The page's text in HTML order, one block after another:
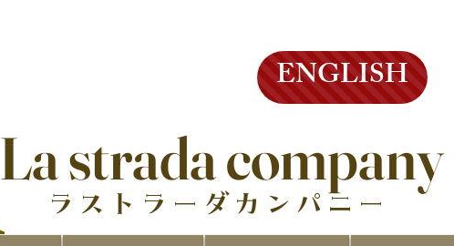
ENGLISH
La strada company
ラストラーダカンパニー